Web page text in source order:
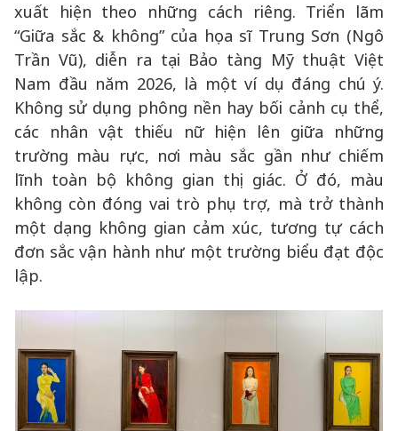
xuất hiện theo những cách riêng. Triển lãm
“Giữa sắc & không” của họa sĩ Trung Sơn (Ngô
Trần Vũ), diễn ra tại Bảo tàng Mỹ thuật Việt
Nam đầu năm 2026, là một ví dụ đáng chú ý.
Không sử dụng phông nền hay bối cảnh cụ thể,
các nhân vật thiếu nữ hiện lên giữa những
trường màu rực, nơi màu sắc gần như chiếm
lĩnh toàn bộ không gian thị giác. Ở đó, màu
không còn đóng vai trò phụ trợ, mà trở thành
một dạng không gian cảm xúc, tương tự cách
đơn sắc vận hành như một trường biểu đạt độc
lập.